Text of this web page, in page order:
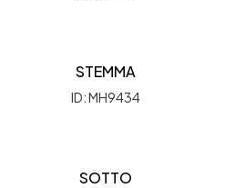
STEMMA
ID: MH9434
SOTTO